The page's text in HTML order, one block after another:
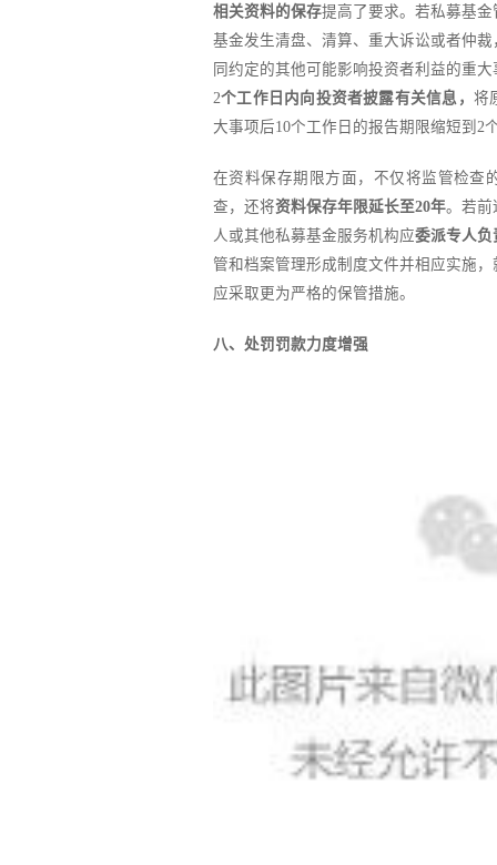
相关资料的保存提高了要求。若私募基
基金发生清盘、清算、重大诉讼或者仲
同约定的其他可能影响投资者利益的重
2个工作日内向投资者披露有关信息， 将
大事项后10个工作日的报告期限缩短到2
在资料保存期限方面，不仅将监管检查
查，还将资料保存年限延长至20年。若前
人或其他私募基金服务机构应委派专人负
管和档案管理形成制度文件并相应实施
应采取更为严格的保管措施。
八、处罚罚款力度增强